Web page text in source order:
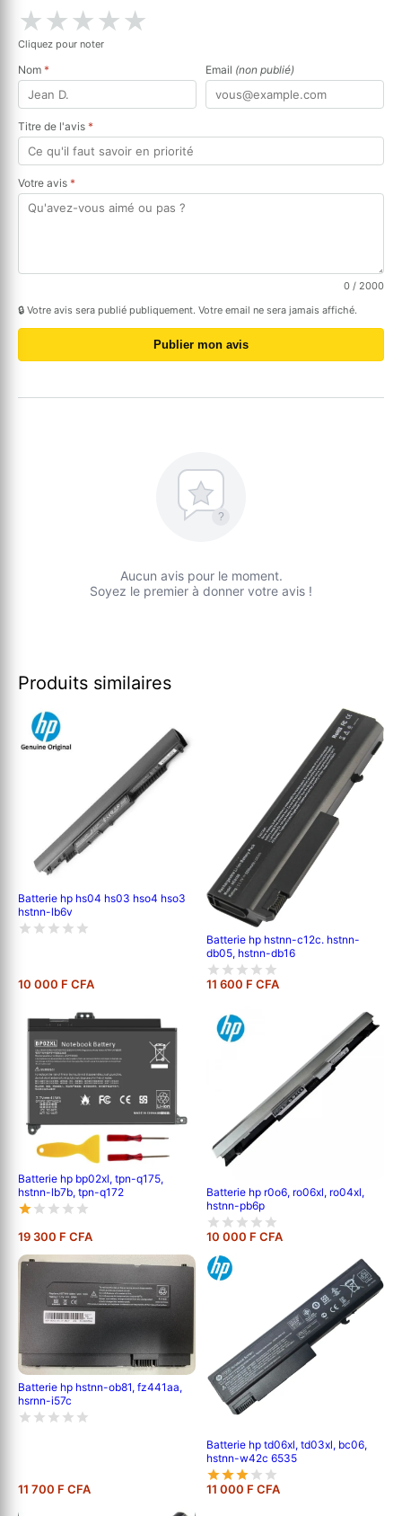
★★★★★
Cliquez pour noter
Nom * Email (non publié)
Titre de l'avis *
Votre avis *
0 / 2000
🔒 Votre avis sera publié publiquement. Votre email ne sera jamais affiché.
Publier mon avis
?
Aucun avis pour le moment.
Soyez le premier à donner votre avis !
Produits similaires
Batterie hp hs04 hs03 hso4 hso3
hstnn-lb6v
10 000 F CFA
Batterie hp hstnn-c12c. hstnn-
db05, hstnn-db16
11 600 F CFA
Batterie hp bp02xl, tpn-q175,
hstnn-lb7b, tpn-q172
19 300 F CFA
Batterie hp r0o6, ro06xl, ro04xl,
hstnn-pb6p
10 000 F CFA
Batterie hp hstnn-ob81, fz441aa,
hsrnn-i57c
11 700 F CFA
Batterie hp td06xl, td03xl, bc06,
hstnn-w42c 6535
11 000 F CFA